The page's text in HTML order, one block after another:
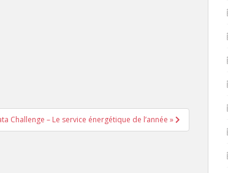
Challenge – Le service énergétique de l’année »